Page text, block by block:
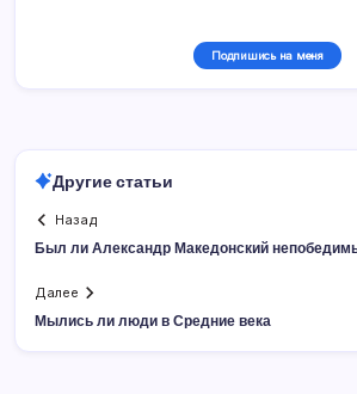
Подпишись на меня
Другие статьи
Назад
Был ли Александр Македонский
Далее
Мылись ли люди в Средние века